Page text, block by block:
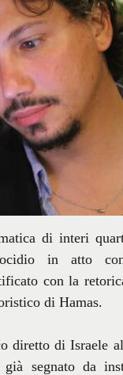
di interi
in atto
con la
di Hamas.
diretto di Israele
segnato da